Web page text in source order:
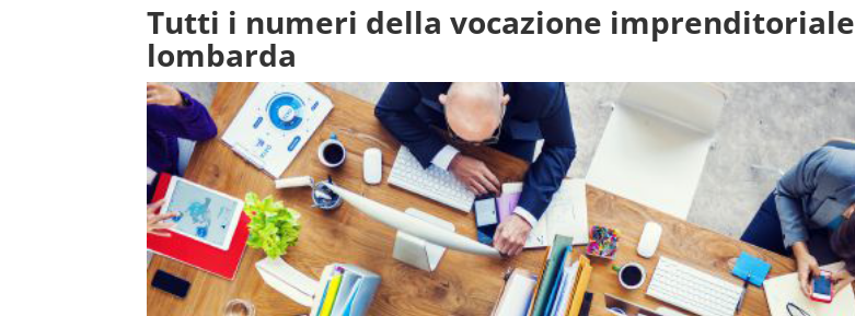
Tutti i numeri della vocazione imprenditoriale
lombarda